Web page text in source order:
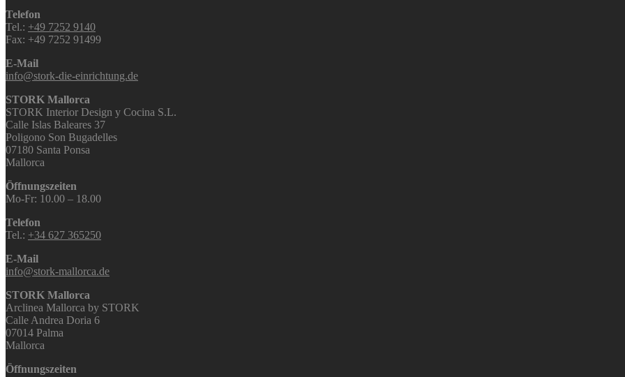
Telefon
Tel.: +49 7252 9140
Fax: +49 7252 91499
E-Mail
info@stork-die-einrichtung.de
STORK Mallorca
STORK Interior Design y Cocina S.L.
Calle Islas Baleares 37
Poligono Son Bugadelles
07180 Santa Ponsa
Mallorca
Öffnungszeiten
Mo-Fr: 10.00 – 18.00
Telefon
Tel.: +34 627 365250
E-Mail
info@stork-mallorca.de
STORK Mallorca
Arclinea Mallorca by STORK
Calle Andrea Doria 6
07014 Palma
Mallorca
Öffnungszeiten